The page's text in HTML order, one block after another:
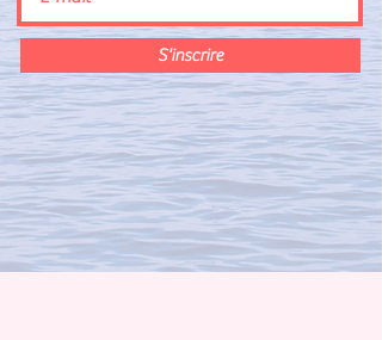
S'inscrire